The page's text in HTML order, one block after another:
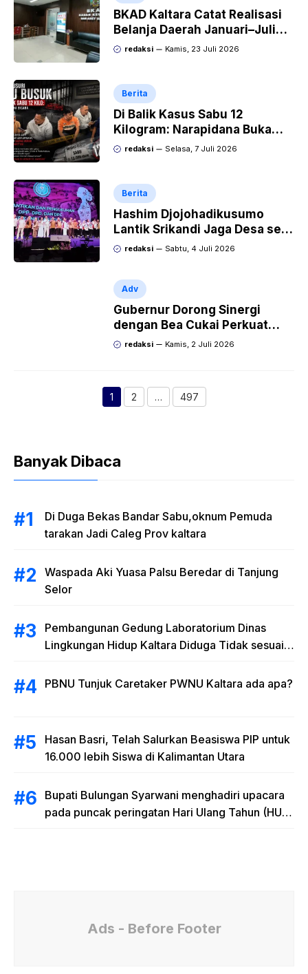
BKAD Kaltara Catat Realisasi
Belanja Daerah Januari–Juli
Capai 38,9 Persen
redaksi Kamis, 23 Juli 2026
Berita
Di Balik Kasus Sabu 12
Kilogram: Narapidana Buka
Suara, “Mengapa Hanya Saya
redaksi Selasa, 7 Juli 2026
Berita
Hashim Djojohadikusumo
Lantik Srikandi Jaga Desa se-
Indonesia, Perempuan Siap
redaksi Sabtu, 4 Juli 2026
Adv
Gubernur Dorong Sinergi
dengan Bea Cukai Perkuat
Perdagangan di Perbatasan
redaksi Kamis, 2 Juli 2026
Halaman
1 Halaman
2 … Halaman
497
Banyak Dibaca
Di Duga Bekas Bandar Sabu,oknum Pemuda
tarakan Jadi Caleg Prov kaltara
Waspada Aki Yuasa Palsu Beredar di Tanjung
Selor
Pembangunan Gedung Laboratorium Dinas
Lingkungan Hidup Kaltara Diduga Tidak sesuai
PBNU Tunjuk Caretaker PWNU Kaltara ada apa?
Hasan Basri, Telah Salurkan Beasiswa PIP untuk
16.000 lebih Siswa di Kalimantan Utara
Bupati Bulungan Syarwani menghadiri upacara
pada puncak peringatan Hari Ulang Tahun (HUT)
Ads - Before Footer